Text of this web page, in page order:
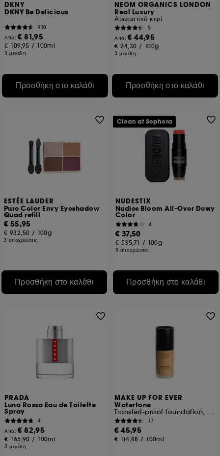
DKNY
DKNY Be Delicious
910
Από:€ 81,95
€ 109,95 / 100ml
3 μεγέθη
Προσθήκη στο καλάθι
NEOM ORGANICS LONDON
Real Luxury
Αρωματικό κερί
5
Από:€ 44,95
€ 24,30 / 100g
3 μεγέθη
Προσθήκη στο καλάθι
ESTÉE LAUDER
Pure Color Envy Eyeshadow
Quad refill
€ 55,95
€ 932,50 / 100g
3 αποχρώσεις
Προσθήκη στο καλάθι
NUDESTIX
Nudies Bloom All-Over Dewy
Color
4
€ 37,50
€ 535,71 / 100g
3 αποχρώσεις
Προσθήκη στο καλάθι
Clean at Sephora
PRADA
Luna Rossa Eau de Toilette
Spray
4
Από:€ 82,95
€ 165,90 / 100ml
3 μεγέθη
MAKE UP FOR EVER
Watertone
Transfert-proof foundation, natural radiant finish
17
€ 45,95
€ 114,88 / 100ml